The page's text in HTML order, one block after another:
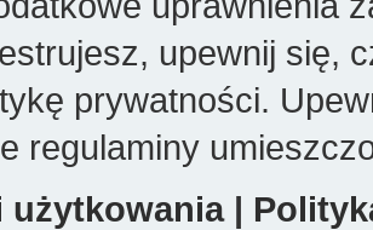
upewnij się,
prywatności.
regulaminy
użytkowania|